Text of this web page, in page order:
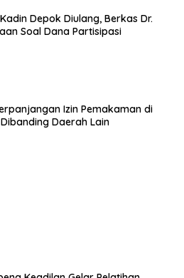
Depok Diulang, Berkas Dr.
Soal Dana Partisipasi
Izin Pemakaman di
Daerah Lain